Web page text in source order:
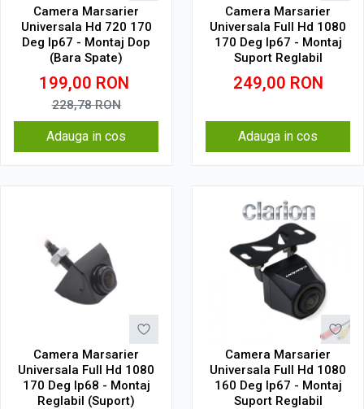
Camera Marsarier
Universala Hd 720 170
Deg Ip67 - Montaj Dop
(Bara Spate)
199,00 RON
228,78RON
Adauga in cos
Camera Marsarier
Universala Full Hd 1080
170 Deg Ip67 - Montaj
Suport Reglabil
249,00 RON
Adauga in cos
Camera Marsarier
Universala Full Hd 1080
170 Deg Ip68 - Montaj
Reglabil (Suport)
Camera Marsarier
Universala Full Hd 1080
160 Deg Ip67 - Montaj
Suport Reglabil